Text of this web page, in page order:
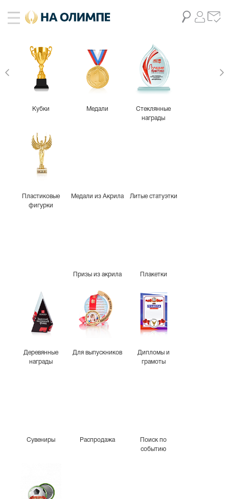
Кубки Медали
Стеклянные
награды
Пластиковые
фигурки
Медали из Акрила Литые статуэтки
Призы из акрила Плакетки
Деревянные
награды
Для выпускников
Дипломы и
грамоты
Сувениры Распродажа
Поиск по
событию